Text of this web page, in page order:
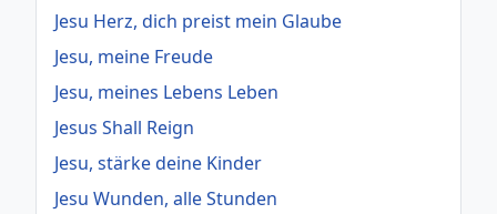
Jesu Herz, dich preist mein Glaube
Jesu, meine Freude
Jesu, meines Lebens Leben
Jesus Shall Reign
Jesu, stärke deine Kinder
Jesu Wunden, alle Stunden